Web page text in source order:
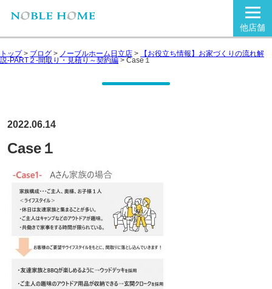
他店舗
トップ> ブログ > ノーブルホーム日立店 > 【お役立ち情報】お家づくりの流れ解
説-PART２-間取り・見積り～契約編 > Case１
2022.06.14
Case１